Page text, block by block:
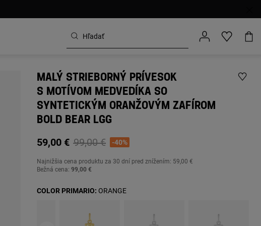
MALÝ STRIEBORNÝ PRÍVESOK
S MOTÍVOM MEDVEDÍKA SO
SYNTETICKÝM ORANŽOVÝM ZAFÍROM
BOLD BEAR LGG
59,00 € Price reduced from
99,00 €to-40%
Najnižšia cena produktu za 30 dní pred znížením: 59,00 €
Bežná cena: 99,00 €
COLOR PRIMARIO: ORANGE